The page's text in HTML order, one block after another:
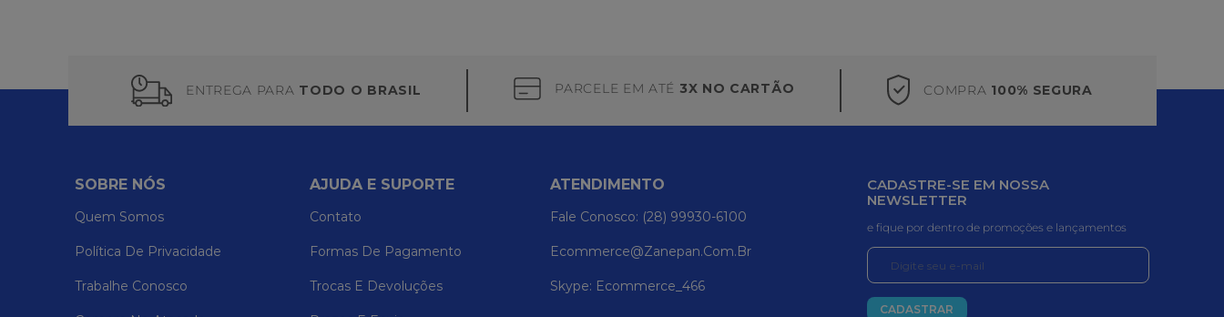
ENTREGA PARA TODO O BRASIL PARCELE EM ATÉ 3X NO CARTÃO COMPRA 100% SEGURA
SOBRE NÓS
Quem Somos
Política De Privacidade
Trabalhe Conosco
AJUDA E SUPORTE
Contato
Formas De Pagamento
Trocas E Devoluções
ATENDIMENTO
Fale Conosco: (28) 99930-6100
Ecommerce@zanepan.com.br
Skype: Ecommerce_466
CADASTRE-SE EM NOSSA
NEWSLETTER
e fique por dentro de promoções e lançamentos
CADASTRAR